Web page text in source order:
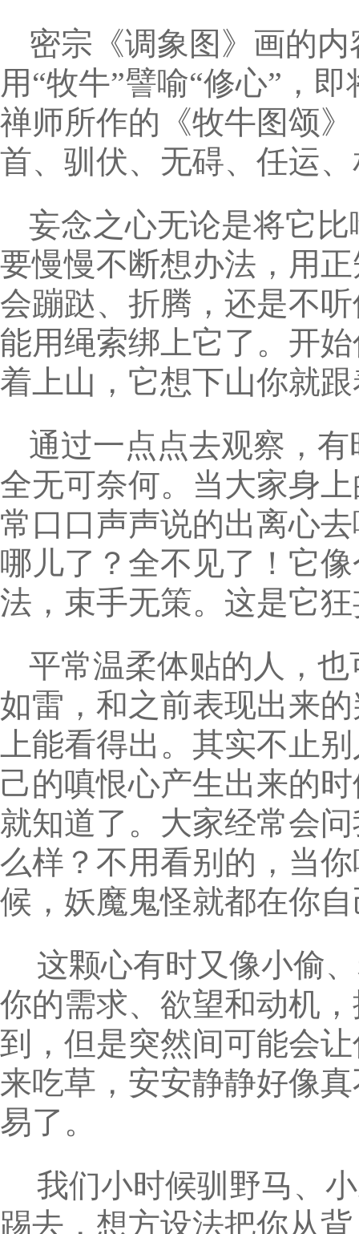
密宗《调象图》画的
用“牧牛”譬喻“修心”，
禅师所作的《牧牛图颂
首、驯伏、无碍、任运
妄念之心无论是将它
要慢慢不断想办法，用
会蹦跶、折腾，还是不
能用绳索绑上它了。开
着上山，它想下山你就
通过一点点去观察，
全无可奈何。当大家身
常口口声声说的出离心
哪儿了？全不见了！它
法，束手无策。这是它
平常温柔体贴的人，
如雷，和之前表现出来
上能看得出。其实不止
己的嗔恨心产生出来的
就知道了。大家经常会
么样？不用看别的，当
候，妖魔鬼怪就都在你
这颗心有时又像小偷
你的需求、欲望和动机
到，但是突然间可能会
来吃草，安安静静好像
易了。
我们小时候驯野马、
踢去，想方设法把你从